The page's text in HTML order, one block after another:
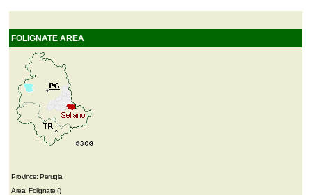
FOLIGNATE AREA
Province: Perugia
Area: Folignate ()